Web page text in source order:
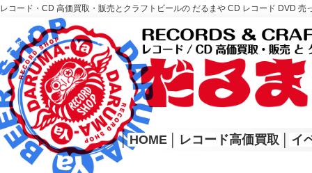
レコード・CD 高価買取・販売とクラフトビールの だるまや CD レコード DVD
レコード高価買取はこちら
HOME
│ HOME レコード高価買取 イ